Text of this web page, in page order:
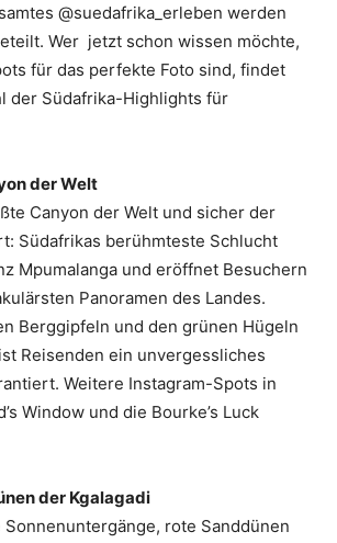
@suedafrika_erleben werden
Wer jetzt schon wissen möchte,
für das perfekte Foto sind, findet
der Südafrika-Highlights für
der Welt
Canyon der Welt und sicher der
Südafrikas berühmteste Schlucht
Mpumalanga und eröffnet Besuchern
Panoramen des Landes.
Berggipfeln und den grünen Hügeln
Reisenden ein unvergessliches
Weitere Instagram-Spots in
Window und die Bourke’s Luck
der Kgalagadi
rote Sanddünen